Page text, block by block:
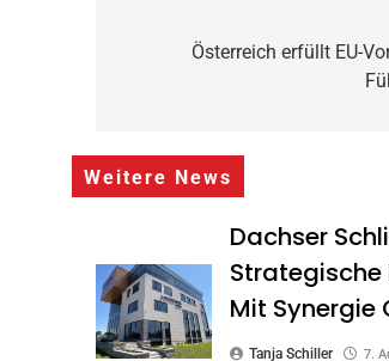
Österreich erfüllt EU-
Weitere News
Dachser
Mit Synergie
Tanja Schiller 7.